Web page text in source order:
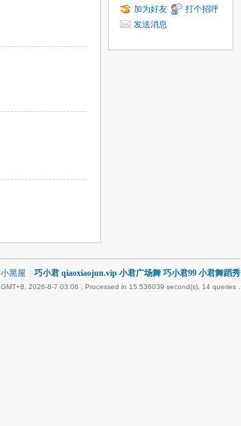
加为好友
打个招呼
发送消息
小黑屋 巧小君 qiaoxiaojun.vip 小君广场舞 巧小君99 小君舞蹈秀
GMT+8, 2026-8-7 03:06 , Processed in 15.536039 second(s), 14 queries .